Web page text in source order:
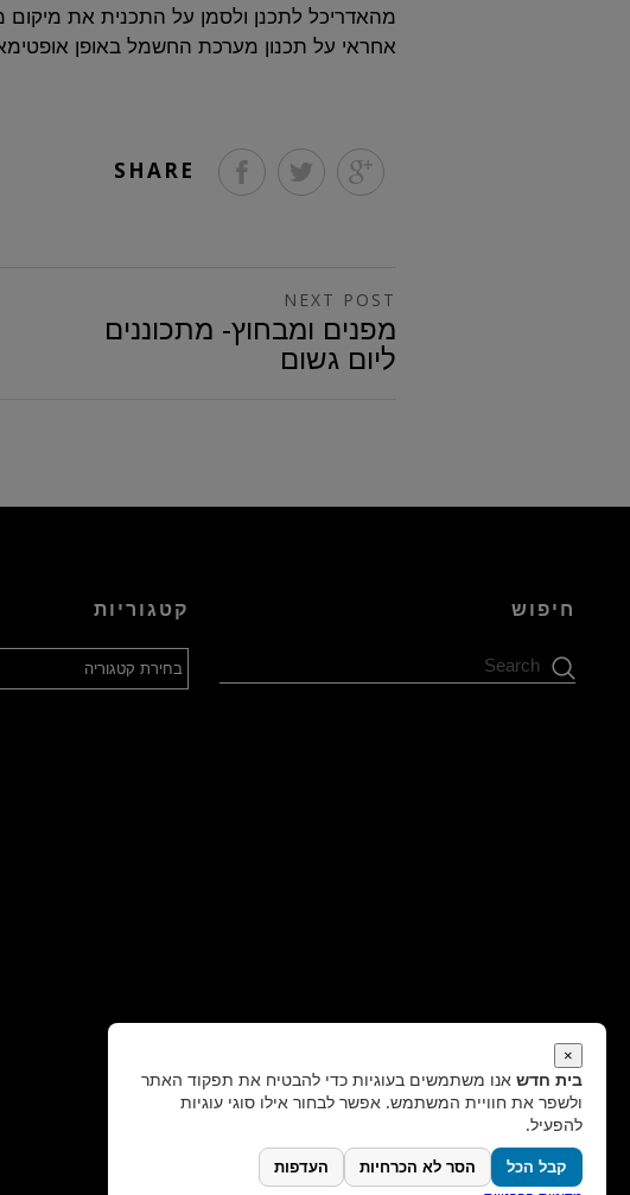
מהאדריכל לתכנן ולסמן על התכנית את
אחראי על תכנון מערכת החשמל באופן
SHARE
NEXT POST
מפנים ומבחוץ- מתכוננים
ליום גשום
קטגוריות
קטגוריות
חיפוש
Search
×
בית חדש אנו משתמשים בעוגיות כדי להבטיח את תפקוד האתר
ולשפר את חוויית המשתמש. אפשר לבחור אילו סוגי עוגיות
להפעיל.
קבל הכל הסר לא הכרחיות העדפות